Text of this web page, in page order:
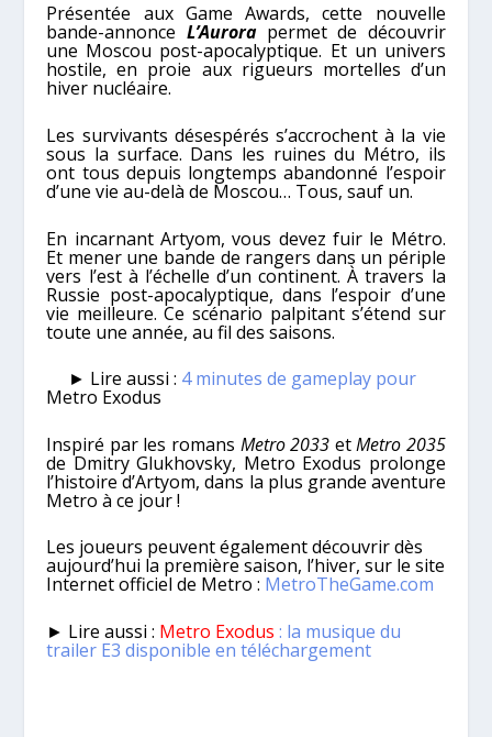
Présentée aux Game Awards, cette nouvelle
bande-annonce L’Aurorapermet de découvrir
une Moscou post-apocalyptique. Et un univers
hostile, en proie aux rigueurs mortelles d’un
hiver nucléaire.
Les survivants désespérés s’accrochent à la vie
sous la surface. Dans les ruines du Métro, ils
ont tous depuis longtemps abandonné l’espoir
d’une vie au-delà de Moscou… Tous, sauf un.
En incarnant Artyom, vous devez fuir le Métro.
Et mener une bande de rangers dans un périple
vers l’est à l’échelle d’un continent. À travers la
Russie post-apocalyptique, dans l’espoir d’une
vie meilleure. Ce scénario palpitant s’étend sur
toute une année, au fil des saisons.
► Lire aussi : 4 minutes de gameplay pour
Metro Exodus
Inspiré par les romans Metro 2033 etMetro 2035
de Dmitry Glukhovsky, Metro Exodus prolonge
l’histoire d’Artyom, dans la plus grande aventure
Metro à ce jour !
Les joueurs peuvent également découvrir dès
aujourd’hui la première saison, l’hiver, sur le site
Internet officiel de Metro : MetroTheGame.com
► Lire aussi : Metro Exodus : la musique du
trailer E3 disponible en téléchargement